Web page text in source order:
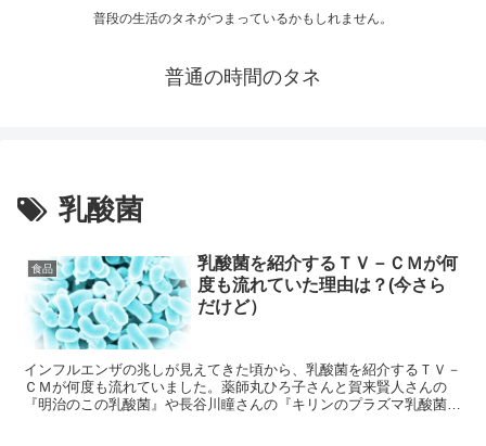
普段の生活のタネがつまっているかもしれません。
普通の時間のタネ
乳酸菌
食品
乳酸菌を紹介するＴＶ－ＣＭが何
度も流れていた理由は？(今さら
だけど）
インフルエンザの兆しが見えてきた頃から、乳酸菌を紹介するＴＶ－
ＣＭが何度も流れていました。薬師丸ひろ子さんと賀来賢人さんの
『明治のこの乳酸菌』や長谷川瞳さんの『キリンのプラズマ乳酸菌』